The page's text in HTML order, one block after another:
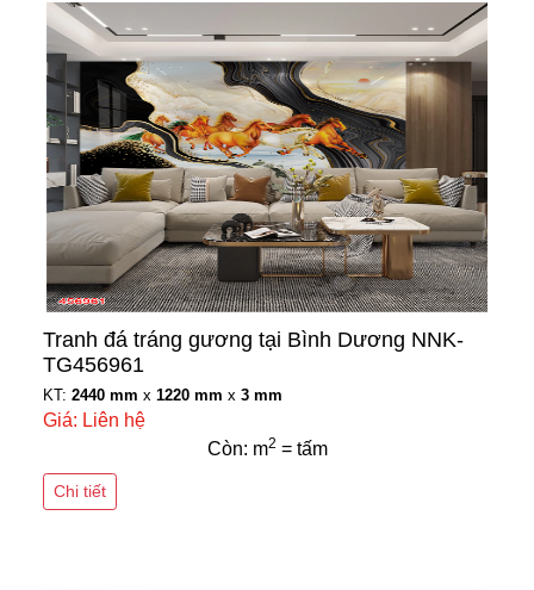
Tranh đá tráng gương tại Bình Dương NNK-
TG456961
KT: 2440 mm x 1220 mm x 3 mm
Giá: Liên hệ
Còn: m2 = tấm
Chi tiết